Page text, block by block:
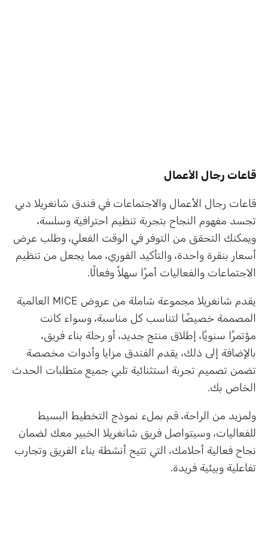
قاعات رجال الأعمال
قاعات رجال الأعمال والاجتماعات في فندق شانغريلا دبي
تجسد مفهوم النجاح بتجربة تنظيم احترافية وسلسة،
ويمكنك التحقق من التوفر في الوقت الفعلي، وطلب عرض
أسعار بنقرة واحدة، والتأكيد الفوري، مما يجعل من تنظيم
الاجتماعات والفعاليات أمرًا سهلاً وفعالًا.
يقدم شانغريلا مجموعة شاملة من عروض MICE العالمية
المصممة خصيصًا لتناسب كل مناسبة، وسواء كانت
مؤتمرًا سنويًا، إطلاق منتج جديد، أو رحلة بناء فريق،
بالإضافة إلى ذلك، يقدم الفندق مزايا وأدوات مخصصة
تضمن تصميم تجربة استثنائية تلبي جميع متطلبات الحدث
الخاص بك.
ولمزيد من الراحة، قم بملء نموذج التخطيط البسيط
للفعاليات، وسيتواصل فريق شانغريلا الخبير معك لضمان
نجاح فعالية أحلامك، التي تتيح أنشطة بناء الفريق وتجارب
تفاعلية وبيئية فريدة.